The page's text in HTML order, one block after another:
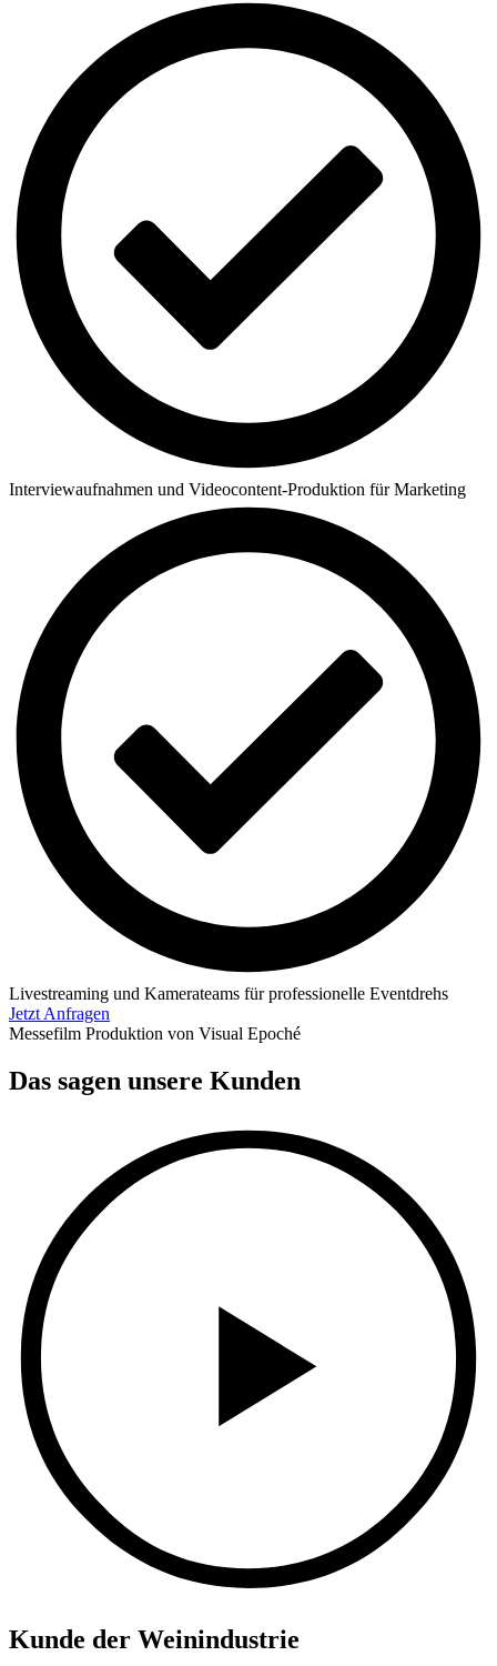
Interviewaufnahmen und Videocontent-Produktion für Marketing
Livestreaming und Kamerateams für professionelle Eventdrehs
Jetzt Anfragen
Messefilm Produktion von Visual Epoché
Das sagen unsere Kunden
Kunde der Weinindustrie